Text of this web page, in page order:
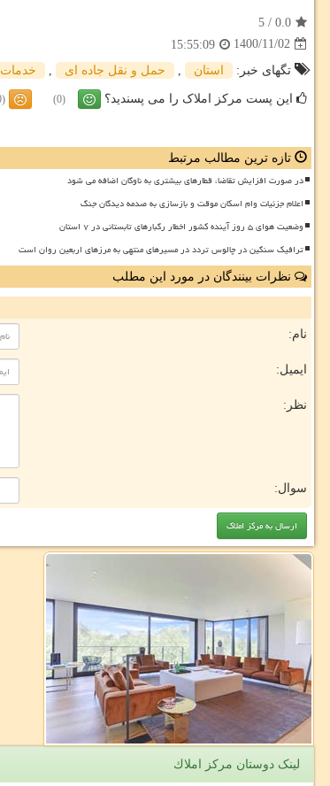
0.0
/
5
1400/11/02
15:55:09
تگهای خبر:
استان حمل و نقل جاده ای خدمات
این پست مرکز املاک را می پسندید؟ (0)
(0)
تازه ترین مطالب مرتبط
در صورت افزایش تقاضا، قطارهای بیشتری به ناوگان اضافه می شود
اعلام جزئیات وام اسکان موقت و بازسازی به صدمه دیدگان جنگ
وضعیت هوای ۵ روز آینده کشور اخطار رگبارهای تابستانی در ۷ استان
ترافیک سنگین در چالوس تردد در مسیرهای منتهی به مرزهای اربعین روان است
نظرات بینندگان در مورد این مطلب
نام:
ایمیل:
نظر:
سوال:
لینک دوستان مركز املاك